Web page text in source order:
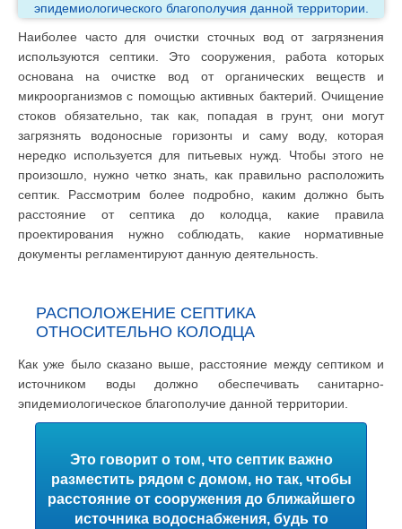
эпидемиологического благополучия данной территории.
Наиболее часто для очистки сточных вод от загрязнения
используются септики. Это сооружения, работа которых
основана на очистке вод от органических веществ и
микроорганизмов с помощью активных бактерий. Очищение
стоков обязательно, так как, попадая в грунт, они могут
загрязнять водоносные горизонты и саму воду, которая
нередко используется для питьевых нужд. Чтобы этого не
произошло, нужно четко знать, как правильно расположить
септик. Рассмотрим более подробно, каким должно быть
расстояние от септика до колодца, какие правила
проектирования нужно соблюдать, какие нормативные
документы регламентируют данную деятельность.
РАСПОЛОЖЕНИЕ СЕПТИКА
ОТНОСИТЕЛЬНО КОЛОДЦА
Как уже было сказано выше, расстояние между септиком и
источником воды должно обеспечивать санитарно-
эпидемиологическое благополучие данной территории.
Это говорит о том, что септик важно
разместить рядом с домом, но так, чтобы
расстояние от сооружения до ближайшего
источника водоснабжения, будь то